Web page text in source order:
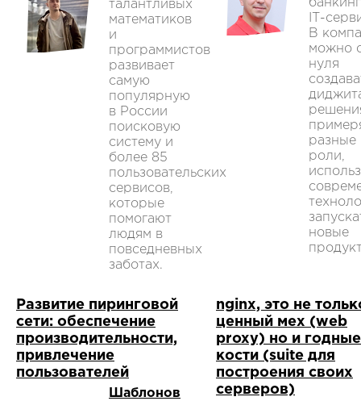
талантливых
математиков
и
программистов
развивает
самую
популярную
в России
поисковую
систему и
более 85
пользовательских
сервисов,
которые
помогают
людям в
повседневных
заботах.
IТ-
В
можно
нуля
разные
роли,
новые
Развитие пиринговой
сети: обеспечение
производительности,
привлечение
пользователей
Шаблонов
nginx, это не
ценный мех (web
proxy) но и годные
кости (suite для
построения своих
серверов)